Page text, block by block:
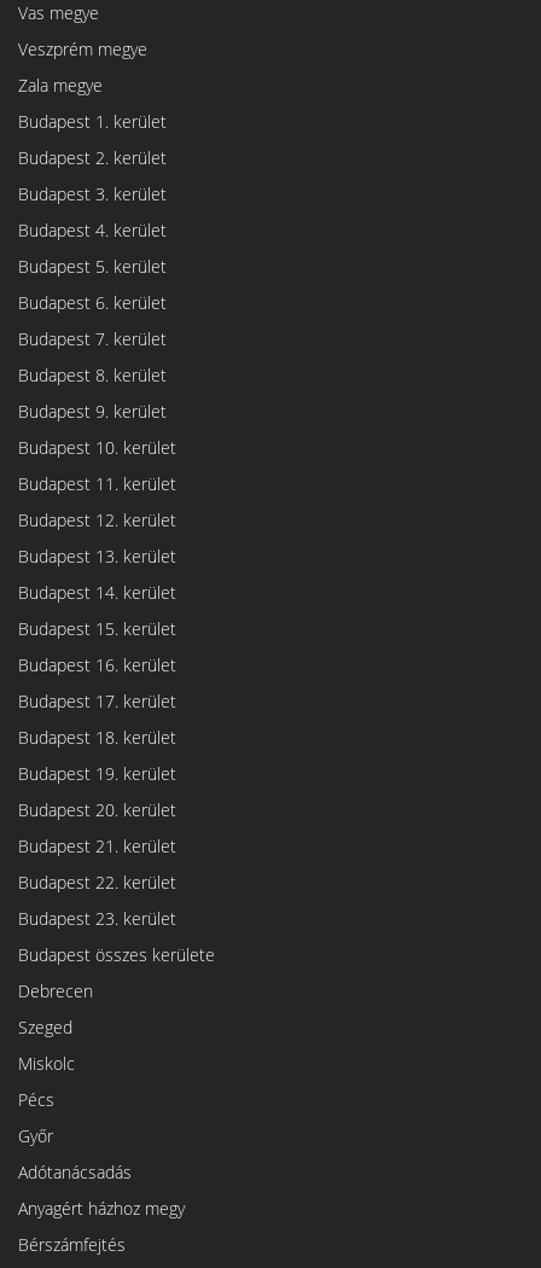
Vas megye
Veszprém megye
Zala megye
Budapest 1. kerület
Budapest 2. kerület
Budapest 3. kerület
Budapest 4. kerület
Budapest 5. kerület
Budapest 6. kerület
Budapest 7. kerület
Budapest 8. kerület
Budapest 9. kerület
Budapest 10. kerület
Budapest 11. kerület
Budapest 12. kerület
Budapest 13. kerület
Budapest 14. kerület
Budapest 15. kerület
Budapest 16. kerület
Budapest 17. kerület
Budapest 18. kerület
Budapest 19. kerület
Budapest 20. kerület
Budapest 21. kerület
Budapest 22. kerület
Budapest 23. kerület
Budapest összes kerülete
Debrecen
Szeged
Miskolc
Pécs
Győr
Adótanácsadás
Anyagért házhoz megy
Bérszámfejtés